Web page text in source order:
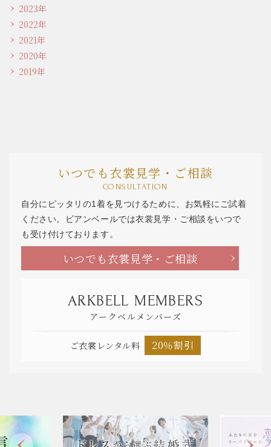
2023年
2022年
2021年
2020年
2019年
いつでも衣裳見学・ご相談
CONSULTATION
自分にピッタリの1着を見つけるために、お気軽にご試着
ください。ビアンベールでは衣裳見学・ご相談をいつで
も受け付けております。
いつでも衣裳見学・ご相談
ARKBELL MEMBERS
アークベルメンバーズ
ご衣裳レンタル料 20％割引